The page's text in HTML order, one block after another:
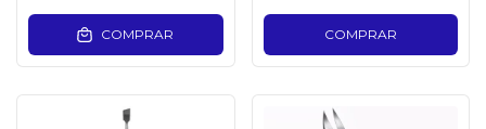
COMPRAR COMPRAR